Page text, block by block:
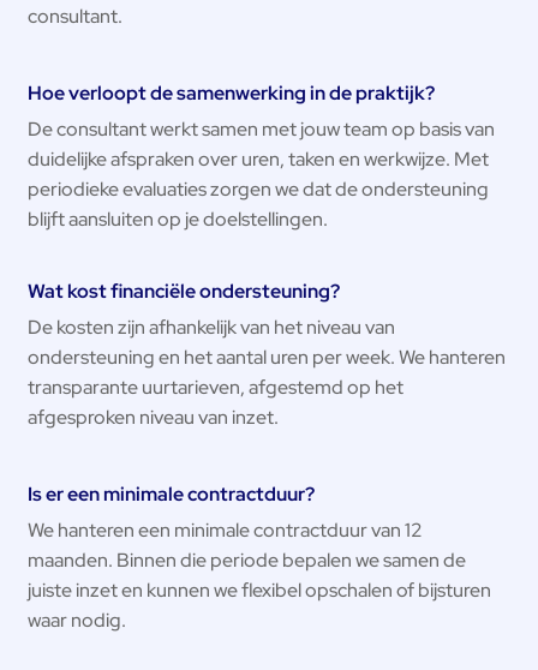
consultant.
Hoe verloopt de samenwerking in de praktijk?
De consultant werkt samen met jouw team op basis van
duidelijke afspraken over uren, taken en werkwijze. Met
periodieke evaluaties zorgen we dat de ondersteuning
blijft aansluiten op je doelstellingen.
Wat kost financiële ondersteuning?
De kosten zijn afhankelijk van het niveau van
ondersteuning en het aantal uren per week. We hanteren
transparante uurtarieven, afgestemd op het
afgesproken niveau van inzet.
Is er een minimale contractduur?
We hanteren een minimale contractduur van 12
maanden. Binnen die periode bepalen we samen de
juiste inzet en kunnen we flexibel opschalen of bijsturen
waar nodig.